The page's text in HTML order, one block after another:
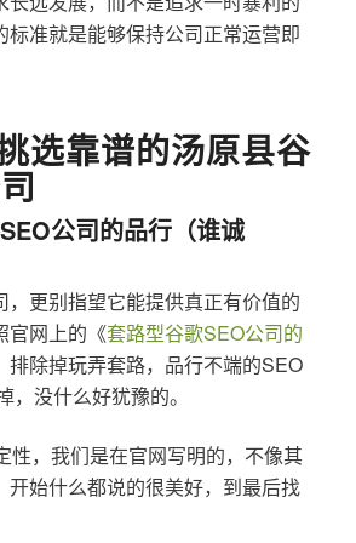
标准就是能够保持公司正常运营即
选靠谱的汤原县谷
公司的品行（谁诚
，更别指望它能提供真正有价值的
官网上的《套路型谷歌SEO公司的
排除掉玩弄套路，品行不端的SEO
，没什么好犹豫的。
性，我们是在官网写明的，不像其
开始什么都说的很美好，到最后找